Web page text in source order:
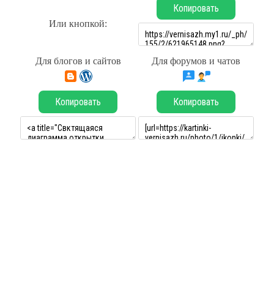
Или кнопкой:
Копировать
Для блогов и сайтов Для форумов и чатов
Копировать Копировать